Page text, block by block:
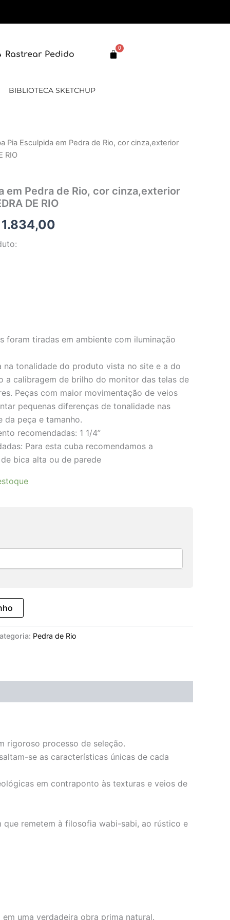
Rastrear Pedido
0
Carrinho
BIBLIOTECA SKETCHUP
Pia Esculpida em Pedra de Rio, cor cinza,exterior
RIO
em Pedra de Rio, cor cinza,exterior
DE RIO
1.834,00
O
atual
é:
foram tiradas em ambiente com iluminação
na tonalidade do produto vista no site e a do
a calibragem de brilho do monitor das telas de
Peças com maior movimentação de veios
pequenas diferenças de tonalidade nas
peça e tamanho.
recomendadas: 1 1/4”
Para esta cuba recomendamos a
bica alta ou de parede
Pedra de Rio
rigoroso processo de seleção.
se as características únicas de cada
em contraponto às texturas e veios de
remetem à filosofia wabi-sabi, ao rústico e
uma verdadeira obra prima natural.